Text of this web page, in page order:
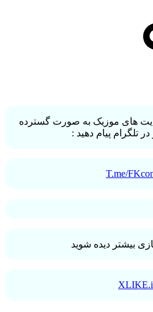
های موزیک به صورت گسترده
تلگرام پیام دهید :
T.me/
بیشتر دیده شوید